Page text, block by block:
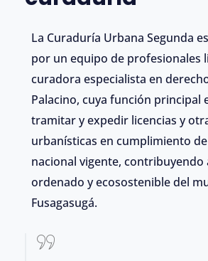
La Curaduría Urbana Segunda
por un equipo de profesionales
curadora especialista en
Palacino, cuya función principal
tramitar y expedir licencias y
urbanísticas en cumplimiento
nacional vigente, contribuyendo
ordenado y ecosostenible del
Fusagasugá.